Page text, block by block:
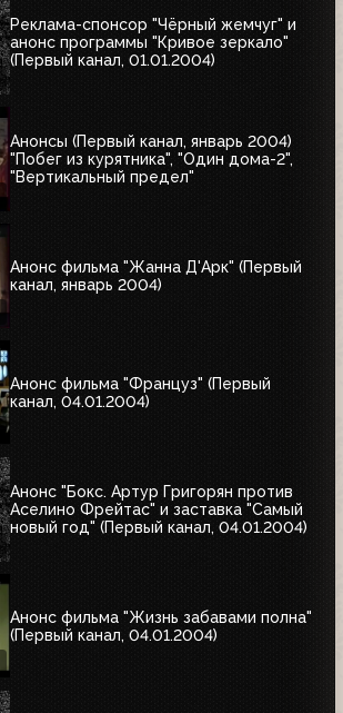
Реклама-спонсор "Чёрный жемчуг" и
анонс программы "Кривое зеркало"
(Первый канал, 01.01.2004)
Анонсы (Первый канал, январь 2004)
"Побег из курятника", "Один дома-2",
"Вертикальный предел"
Анонс фильма "Жанна Д'Арк" (Первый
канал, январь 2004)
Анонс фильма "Француз" (Первый
канал, 04.01.2004)
Анонс "Бокс. Артур Григорян против
Аселино Фрейтас" и заставка "Самый
новый год" (Первый канал, 04.01.2004)
Анонс фильма "Жизнь забавами полна"
(Первый канал, 04.01.2004)